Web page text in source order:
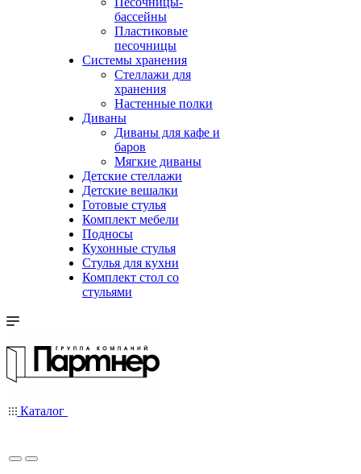
бассейны
Пластиковые
песочницы
Системы хранения
Стеллажи для
хранения
Настенные полки
Диваны
Диваны для кафе и
баров
Мягкие диваны
Детские стеллажи
Детские вешалки
Готовые стулья
Комплект мебели
Подносы
Кухонные стулья
Стулья для кухни
Комплект стол со
стульями
Каталог